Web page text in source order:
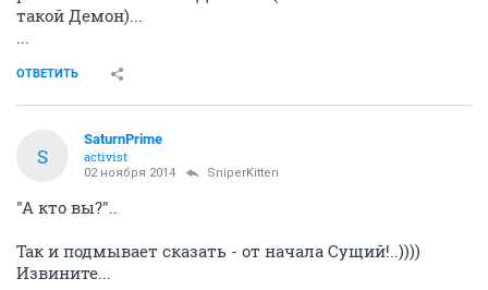
такой Демон)...
...
ОТВЕТИТЬ
S
SaturnPrime
activist
02 ноября 2014 SniperKitten
"А кто вы?"..
Так и подмывает сказать - от начала Сущий!..))))
Извините...